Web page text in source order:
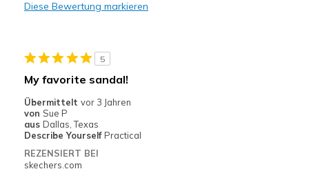
Geeignete Verwendung
Going Out
Diese Bewertung markieren
5
My favorite sandal!
Übermittelt vor 3 Jahren
von Sue P
aus Dallas, Texas
Describe Yourself Practical
REZENSIERT BEI
skechers.com